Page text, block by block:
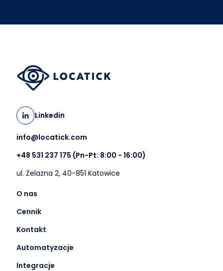
Linkedin
info@locatick.com
+48 531 237 175 (Pn-Pt: 8:00 - 16:00)
ul. Żelazna 2, 40-851 Katowice
O nas
Cennik
Kontakt
Automatyzacje
Integracje